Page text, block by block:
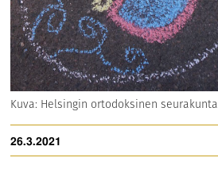
Kuva: Helsingin ortodoksinen seurakunta
26.3.2021